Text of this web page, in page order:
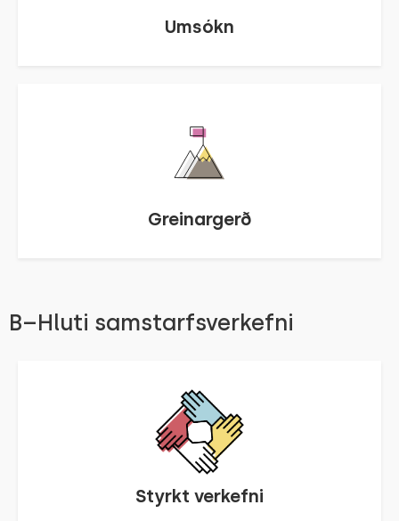
Umsókn
Greinargerð
B–Hluti samstarfsverkefni
Styrkt verkefni